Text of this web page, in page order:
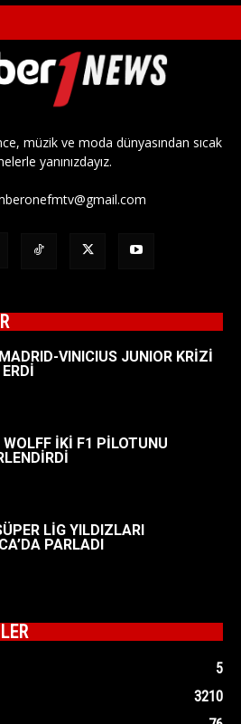
müzik ve moda dünyasından sıcak
yanınızdayız.
VINICIUS JUNIOR KRİZİ
İKİ F1 PİLOTUNU
LİG YILDIZLARI
PARLADI
5
3210